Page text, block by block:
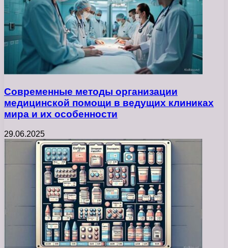
Современные методы организации
медицинской помощи в ведущих клиниках
мира и их особенности
29.06.2025